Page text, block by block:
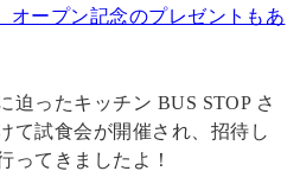
オープン記念のプレゼントもあ
迫ったキッチン BUS STOP さ
て試食会が開催され、招待し
ってきましたよ！